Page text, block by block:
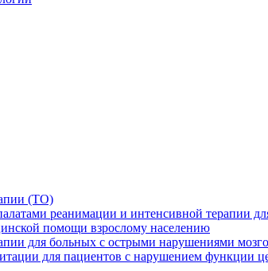
(ТО)
реанимации и интенсивной терапии
помощи взрослому населению
для больных с острыми нарушениями
для пациентов с нарушением функции